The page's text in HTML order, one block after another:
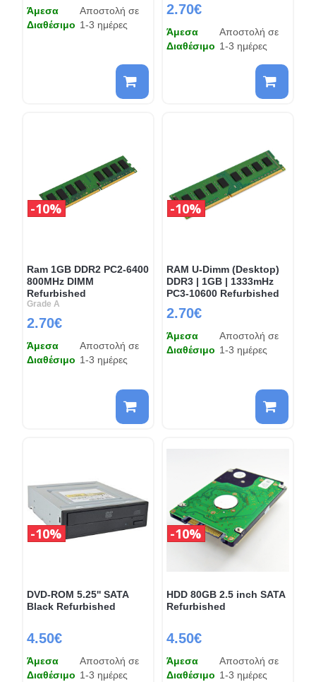
Άμεσα
Διαθέσιμο
Αποστολή σε
1-3 ημέρες
2.70€
Άμεσα
Διαθέσιμο
Αποστολή σε
1-3 ημέρες
Ram 1GB DDR2 PC2-6400
800MHz DIMM
Refurbished
Grade A
2.70€
10%
Άμεσα
Διαθέσιμο
Αποστολή σε
1-3 ημέρες
RAM U-Dimm (Desktop)
DDR3 | 1GB | 1333mHz
PC3-10600 Refurbished
2.70€
10%
Άμεσα
Διαθέσιμο
Αποστολή σε
1-3 ημέρες
DVD-ROM 5.25'' SATA
Black Refurbished
4.50€
10%
Άμεσα
Διαθέσιμο
Αποστολή σε
1-3 ημέρες
HDD 80GB 2.5 inch SATA
Refurbished
4.50€
10%
Άμεσα
Διαθέσιμο
Αποστολή σε
1-3 ημέρες